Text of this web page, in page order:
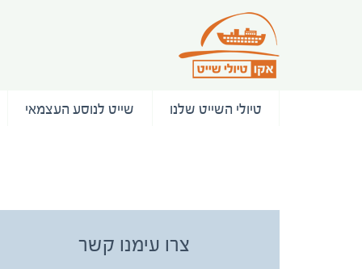
טיולי השייט שלנו שייט לנוסע העצמאי
צרו עימנו קשר